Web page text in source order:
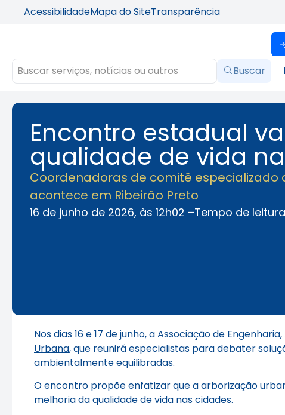
AcessibilidadeMapa do SiteTransparência
Buscar
Encontro estadual
qualidade de vida
Coordenadoras de comitê
acontece em Ribeirão Preto
16 de junho de 2026, às 12h02 –Tempo de
Nos dias 16 e 17 de junho, a Associação de
Urbana, que reunirá especialistas para debater
ambientalmente equilibradas.
O encontro propõe enfatizar que a arborização
melhoria da qualidade de vida nas cidades.